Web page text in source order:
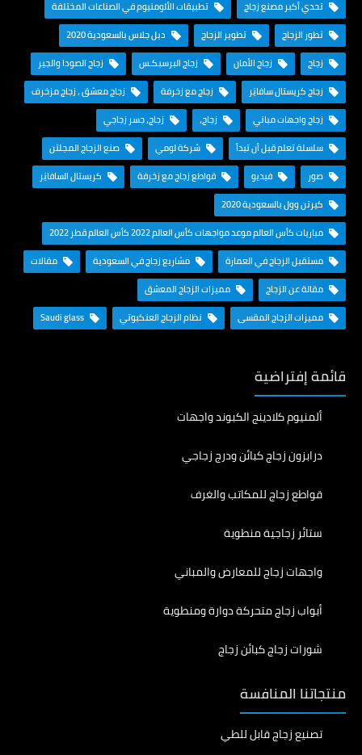
تحدي أكبر مصنع زجاج
تطبيقات الألومنيوم في الصناعات المختلفة
تطور الزجاج
تطوير الزجاج
دبل جلاس بالسعودية 2020
زجاج
زجاج الأمان زجاج البرسبكـس
زجاج الصودا والجير
زجاج كريستال سافايَر
زجاج مع زخرفة
زجاج معشق ، زجاج مزخرف
زجاج واجهات مباني
زجاج،
زجاج، جسر زجاجي
سلسلة تعلم قبل أن تبدأ
شركة لومي
صنع الزجاج المجلتن
صور
فيديو قواطع زجاج مع زخرفة
كريستال السافايَر
كيرتن وول بالسعودية 2020
مباريات كأس العالم موعد مواجهات كأس العالم 2022 كأس العالم قطر 2022
مستقبل الزجاج في العمارة
مشاريع زجاج في السعودية
مقالات
مقالة عن الزجاج
مميزات الزجاج المعشق
مميزات الزجاج المقسى
نظام الزجاج العنكبوتي
قائمة إفتراضية
ألمنيوم كلادينج الكبوند واجهات
درابزون زجاج كبائن ودرج زجاجي
قواطع زجاج للمكاتب والغرف
ستائر زجاجية منطوية
واجهات زجاج للمعارض والمباني
أبواب زجاج متحركة دوارة ومنطوية
شورات زجاج كبائن زجاج
منتجاتنا المنافسة
تصنيع زجاج قابل للطي